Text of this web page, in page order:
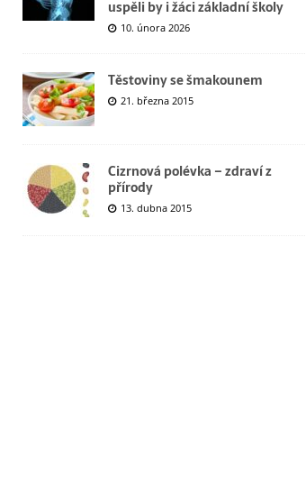
uspěli by i žáci základní školy
10. února 2026
Těstoviny se šmakounem
21. března 2015
Cizrnová polévka – zdraví z
přírody
13. dubna 2015